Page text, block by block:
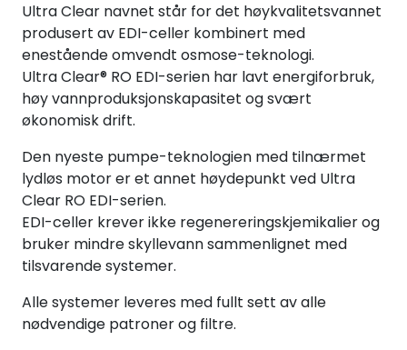
Ultra Clear navnet står for det høykvalitetsvannet
produsert av EDI-celler kombinert med
enestående omvendt osmose-teknologi.
Ultra Clear® RO EDI-serien har lavt energiforbruk,
høy vannproduksjonskapasitet og svært
økonomisk drift.
Den nyeste pumpe-teknologien med tilnærmet
lydløs motor er et annet høydepunkt ved Ultra
Clear RO EDI-serien.
EDI-celler krever ikke regenereringskjemikalier og
bruker mindre skyllevann sammenlignet med
tilsvarende systemer.
Alle systemer leveres med fullt sett av alle
nødvendige patroner og filtre.